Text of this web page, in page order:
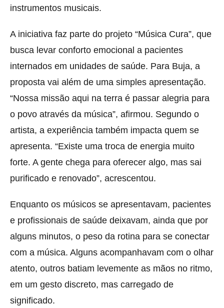
instrumentos musicais.
A iniciativa faz parte do projeto “Música Cura”, que
busca levar conforto emocional a pacientes
internados em unidades de saúde. Para Buja, a
proposta vai além de uma simples apresentação.
“Nossa missão aqui na terra é passar alegria para
o povo através da música”, afirmou. Segundo o
artista, a experiência também impacta quem se
apresenta. “Existe uma troca de energia muito
forte. A gente chega para oferecer algo, mas sai
purificado e renovado”, acrescentou.
Enquanto os músicos se apresentavam, pacientes
e profissionais de saúde deixavam, ainda que por
alguns minutos, o peso da rotina para se conectar
com a música. Alguns acompanhavam com o olhar
atento, outros batiam levemente as mãos no ritmo,
em um gesto discreto, mas carregado de
significado.